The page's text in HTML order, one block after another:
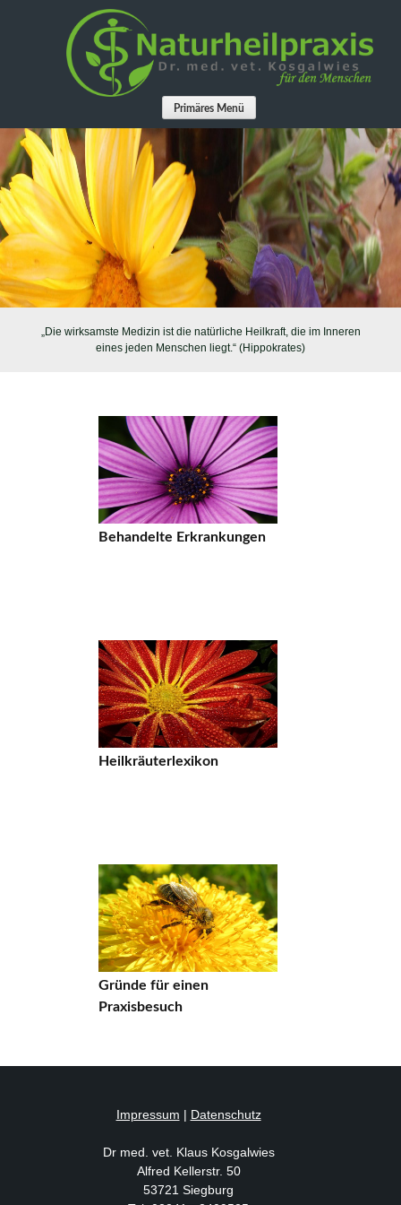
Primäres Menü
„Die wirksamste Medizin ist die natürliche Heilkraft, die im Inneren
eines jeden Menschen liegt.“ (Hippokrates)
Behandelte Erkrankungen
Heilkräuterlexikon
Gründe für einen
Praxisbesuch
Impressum | Datenschutz
Dr med. vet. Klaus Kosgalwies
Alfred Kellerstr. 50
53721 Siegburg